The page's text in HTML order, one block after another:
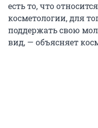
есть то, что
косметологии, для
поддержать свою
вид, — объясняет